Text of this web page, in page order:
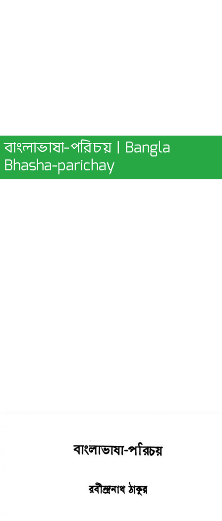
বাংলাভাষা-পরিচয় | Bangla
Bhasha-parichay